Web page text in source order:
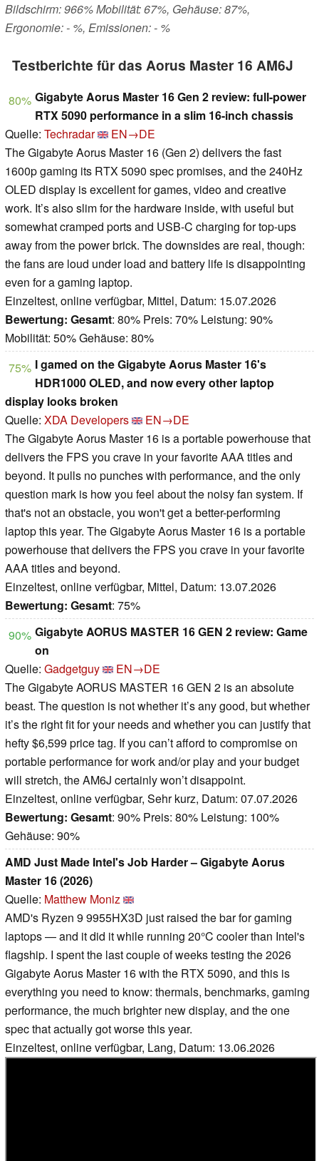
Bildschirm: 966% Mobilität: 67%, Gehäuse: 87%,
Ergonomie: - %, Emissionen: - %
Testberichte für das Aorus Master 16 AM6J
80% Gigabyte Aorus Master 16 Gen 2 review: full-power
RTX 5090 performance in a slim 16-inch chassis
Quelle: Techradar
EN→DE
The Gigabyte Aorus Master 16 (Gen 2) delivers the fast
1600p gaming its RTX 5090 spec promises, and the 240Hz
OLED display is excellent for games, video and creative
work. It’s also slim for the hardware inside, with useful but
somewhat cramped ports and USB-C charging for top-ups
away from the power brick. The downsides are real, though:
the fans are loud under load and battery life is disappointing
even for a gaming laptop.
Einzeltest, online verfügbar, Mittel, Datum: 15.07.2026
Bewertung: Gesamt: 80% Preis: 70% Leistung: 90%
Mobilität: 50% Gehäuse: 80%
75% I gamed on the Gigabyte Aorus Master 16's
HDR1000 OLED, and now every other laptop
display looks broken
Quelle: XDA Developers
EN→DE
The Gigabyte Aorus Master 16 is a portable powerhouse that
delivers the FPS you crave in your favorite AAA titles and
beyond. It pulls no punches with performance, and the only
question mark is how you feel about the noisy fan system. If
that's not an obstacle, you won't get a better-performing
laptop this year. The Gigabyte Aorus Master 16 is a portable
powerhouse that delivers the FPS you crave in your favorite
AAA titles and beyond.
Einzeltest, online verfügbar, Mittel, Datum: 13.07.2026
Bewertung: Gesamt: 75%
90% Gigabyte AORUS MASTER 16 GEN 2 review: Game
on
Quelle: Gadgetguy
EN→DE
The Gigabyte AORUS MASTER 16 GEN 2 is an absolute
beast. The question is not whether it’s any good, but whether
it’s the right fit for your needs and whether you can justify that
hefty $6,599 price tag. If you can’t afford to compromise on
portable performance for work and/or play and your budget
will stretch, the AM6J certainly won’t disappoint.
Einzeltest, online verfügbar, Sehr kurz, Datum: 07.07.2026
Bewertung: Gesamt: 90% Preis: 80% Leistung: 100%
Gehäuse: 90%
AMD Just Made Intel's Job Harder – Gigabyte Aorus
Master 16 (2026)
Quelle: Matthew Moniz
AMD's Ryzen 9 9955HX3D just raised the bar for gaming
laptops — and it did it while running 20°C cooler than Intel's
flagship. I spent the last couple of weeks testing the 2026
Gigabyte Aorus Master 16 with the RTX 5090, and this is
everything you need to know: thermals, benchmarks, gaming
performance, the much brighter new display, and the one
spec that actually got worse this year.
Einzeltest, online verfügbar, Lang, Datum: 13.06.2026